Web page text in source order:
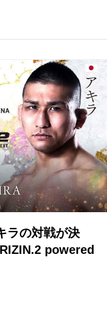
ラの対戦が決
powered